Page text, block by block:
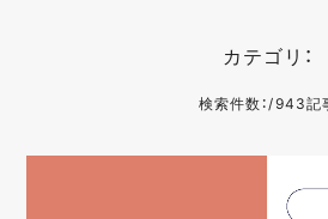
カテゴリ：
検索件数：/943記